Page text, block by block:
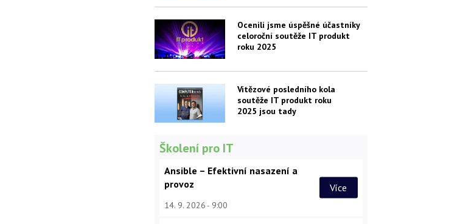
Ocenili jsme úspěšné účastníky
celoroční soutěže IT produkt
roku 2025
Vítězové posledního kola
soutěže IT produkt roku
2025 jsou tady
Školení pro IT
Ansible – Efektivní nasazení a
provoz
14. 9. 2026 9:00
Více